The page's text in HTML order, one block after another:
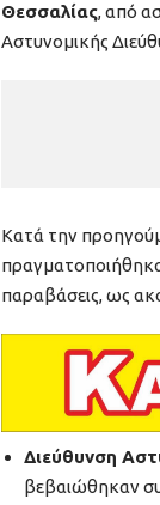
Θεσσαλίας, από
Αστυνομικής
Κατά την
παραβάσεις, ως
Διεύθυνση
βεβαιώθηκαν